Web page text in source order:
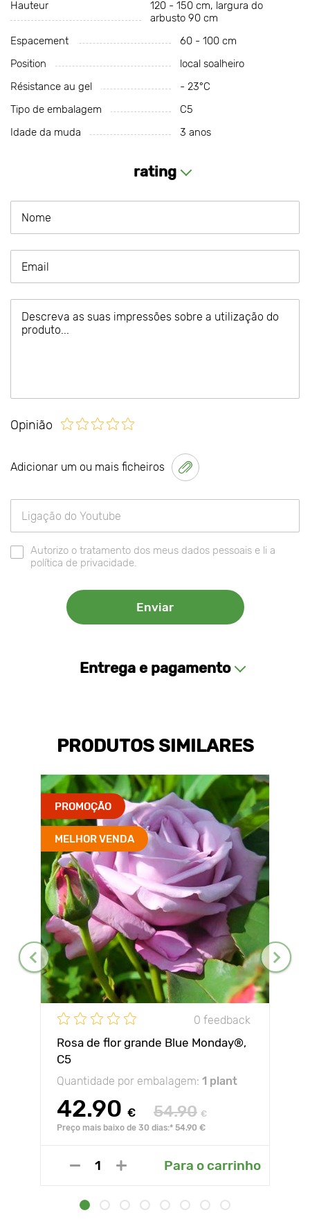
Hauteur
120 - 150 cm, largura do
arbusto 90 cm
Espacement
60 - 100 cm
Position
local soalheiro
Résistance au gel
- 23°С
Tipo de embalagem
C5
Idade da muda
3 anos
rating
Opinião
Adicionar um ou mais ficheiros
Autorizo o tratamento dos meus dados pessoais e li a
política de privacidade.
Entrega e pagamento
PRODUTOS SIMILARES
PROMOÇÃO
MELHOR VENDA
0 feedback
Rosa de flor grande Blue Monday®,
C5
Quantidade por embalagem: 1 plant
42.90 € 54.90 €
Preço mais baixo de 30 dias:* 54.90 €
Para o carrinho